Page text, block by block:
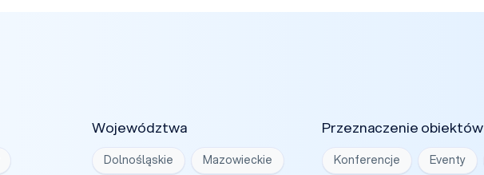
Województwa
Dolnośląskie Mazowieckie
Przeznaczenie obiektów
Konferencje Eventy